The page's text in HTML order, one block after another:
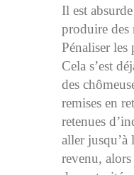
Il est
produire des
Pénaliser les
Cela s’est
des
remises en
retenues
aller
revenu,